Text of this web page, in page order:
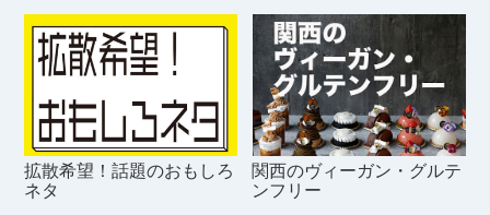
拡散希望！話題のおもしろ
ネタ
関西のヴィーガン・グルテ
ンフリー